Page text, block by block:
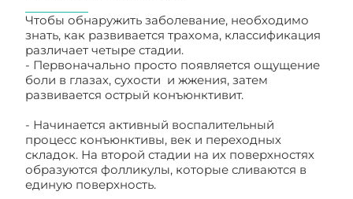
Чтобы обнаружить заболевание, необходимо
знать, как развивается трахома, классификация
различает четыре стадии.
- Первоначально просто появляется ощущение
боли в глазах, сухости и жжения, затем
развивается острый конъюнктивит.
- Начинается активный воспалительный
процесс конъюнктивы, век и переходных
складок. На второй стадии на их поверхностях
образуются фолликулы, которые сливаются в
единую поверхность.